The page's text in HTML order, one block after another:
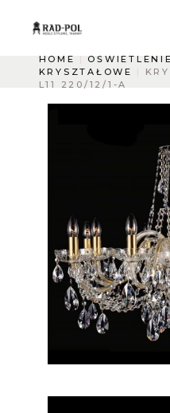
HOME OŚWIETLENIE
KRYSZTAŁOWE
L11 220/12/1-A